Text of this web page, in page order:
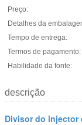
Preço:
Detalhes da
Tempo de entrega:
Termos de pagamento:
Habilidade da fonte:
descrição
Divisor do injector